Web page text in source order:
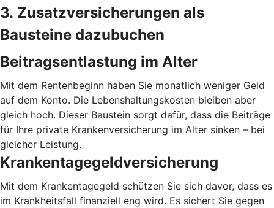
3. Zusatzversicherungen als
Bausteine dazubuchen
Beitragsentlastung im Alter
Mit dem Rentenbeginn haben Sie monatlich weniger Geld
auf dem Konto. Die Lebenshaltungskosten bleiben aber
gleich hoch. Dieser Baustein sorgt dafür, dass die Beiträge
für Ihre private Krankenversicherung im Alter sinken – bei
gleicher Leistung.
Krankentagegeldversicherung
Mit dem Krankentagegeld schützen Sie sich davor, dass es
im Krankheitsfall finanziell eng wird. Es sichert Sie gegen